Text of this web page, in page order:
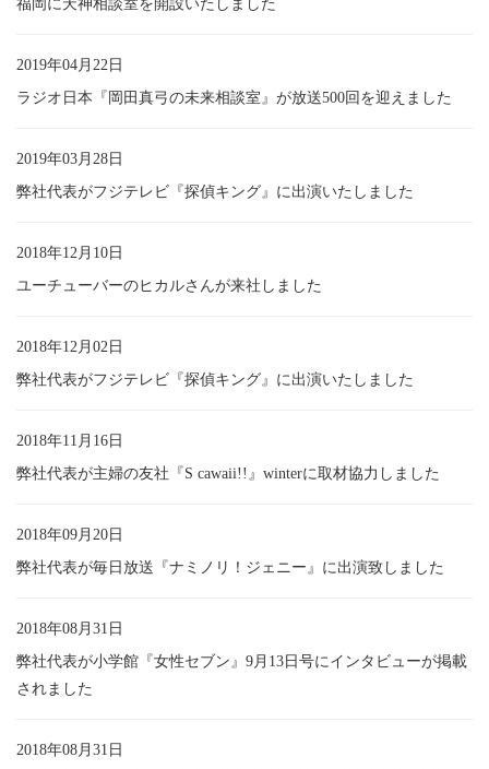
福岡に天神相談室を開設いたしました
2019年04月22日
ラジオ日本『岡田真弓の未来相談室』が放送500回を迎えました
2019年03月28日
弊社代表がフジテレビ『探偵キング』に出演いたしました
2018年12月10日
ユーチューバーのヒカルさんが来社しました
2018年12月02日
弊社代表がフジテレビ『探偵キング』に出演いたしました
2018年11月16日
弊社代表が主婦の友社『S cawaii!!』winterに取材協力しました
2018年09月20日
弊社代表が毎日放送『ナミノリ！ジェニー』に出演致しました
2018年08月31日
弊社代表が小学館『女性セブン』9月13日号にインタビューが掲載
されました
2018年08月31日